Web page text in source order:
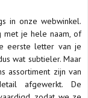
in onze webwinkel.
met je hele naam, of
eerste letter van je
wat subtieler. Maar
assortiment zijn van
afgewerkt. De